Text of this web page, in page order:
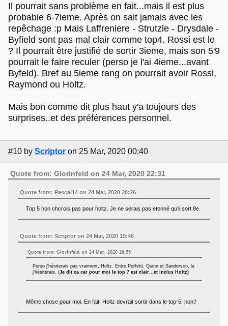
Il pourrait sans problème en fait...mais il est plus
probable 6-7ieme. Après on sait jamais avec les
repêchage :p Mais Laffreniere - Strutzle - Drysdale -
Byfield sont pas mal clair comme top4. Rossi est le
? Il pourrait être justifié de sortir 3ieme, mais son 5'9
pourrait le faire reculer (perso je l'ai 4ieme...avant
Byfeld). Bref au 5ieme rang on pourrait avoir Rossi,
Raymond ou Holtz.
Mais bon comme dit plus haut y'a toujours des
surprises..et des préférences personnel.
#10 by Scriptor on 25 Mar, 2020 00:40
Quote from: Glorinfeld on 24 Mar, 2020 22:31
Quote from: Pascal14 on 24 Mar, 2020 20:26
Top 5 non chcrois pas pour holtz. Je ne serais pas etonné qu’il sort 8e.
Quote from: Scriptor on 24 Mar, 2020 19:46
Quote from: Glorinfeld on 24 Mar, 2020 18:55
Perso j'hésiterais pas vraiment, Holtz. Entre Perfetti, Quinn et Sanderson, la
j'hésiterais. (Je dit ca car pour moi le top 7 est clair...et inclus Holtz)
Même chose pour moi. En fait, Holtz devrait sortir dans le top-5, non?